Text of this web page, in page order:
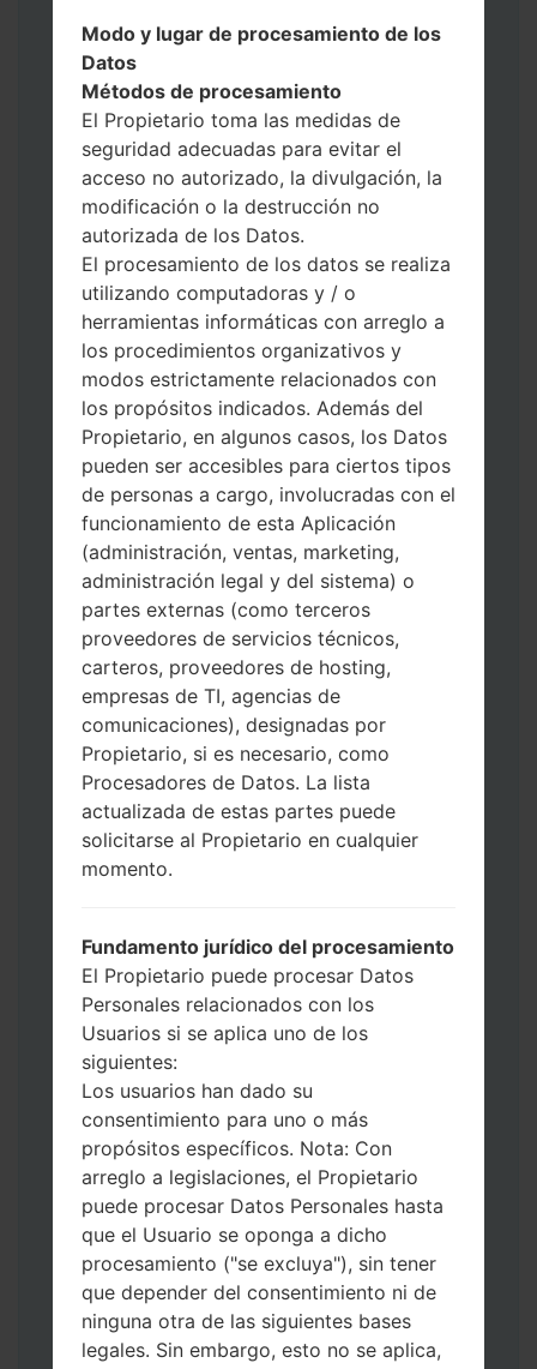
Instrucciones
Descargue a su PC: la última versión de
Odin 3.
A continuación, extraiga el archivo de
firmware.
Debe obtener 1 (si es archivo 1, elíjalo aquí)
o 5 (si es archivo 5, selecciónelo aquí):
AP: "Sistema y Recuperación"
CP: "Módem y Radio"
CSC _ ***: "País y región y operador"
HOME_CSC _ ***: "País y regióny
operador"
Agregue todos los archivos a Odin 3.
Si desea hacer clean flash, use CSC _ *** o
use HOME_CSC _ *** para mantener sus
datos y aplicaciones.
Ahora apague su teléfono y entre al Modo
de Descarga. Cómo hacer todos los
Presione y mantenga presionados la
tecla de Encendido, el botón de Subir
volumen y la tecla de Bixby.
Presione y mantenga presionadas las
teclas de Subir y de Bajar volumen y
luego conecte un cable USB.
Presione y mantenga presionados la
tecla de Encendido, el botón de Bajar
volumen y la tecla de Inicio.
Conecte un cable USB, luego
mantenga presionados el botón de Bixby
y la tecla de Bajar volumen.
Presione y mantenga presionados la
tecla de Encendido y el botón de Subir
volumen.
Modo y lugar de procesamiento de los
Datos
Métodos de procesamiento
El Propietario toma las medidas de
seguridad adecuadas para evitar el
acceso no autorizado, la divulgación, la
modificación o la destrucción no
autorizada de los Datos.
El procesamiento de los datos se realiza
utilizando computadoras y / o
herramientas informáticas con arreglo a
los procedimientos organizativos y
modos estrictamente relacionados con
los propósitos indicados. Además del
Propietario, en algunos casos, los Datos
pueden ser accesibles para ciertos tipos
de personas a cargo, involucradas con el
funcionamiento de esta Aplicación
(administración, ventas, marketing,
administración legal y del sistema) o
partes externas (como terceros
proveedores de servicios técnicos,
carteros, proveedores de hosting,
empresas de TI, agencias de
comunicaciones), designadas por
Propietario, si es necesario, como
Procesadores de Datos. La lista
actualizada de estas partes puede
solicitarse al Propietario en cualquier
momento.
Fundamento jurídico del procesamiento
El Propietario puede procesar Datos
Personales relacionados con los
Usuarios si se aplica uno de los
siguientes:
Los usuarios han dado su
consentimiento para uno o más
propósitos específicos. Nota: Con
arreglo a legislaciones, el Propietario
puede procesar Datos Personales hasta
que el Usuario se oponga a dicho
procesamiento ("se excluya"), sin tener
que depender del consentimiento ni de
ninguna otra de las siguientes bases
legales. Sin embargo, esto no se aplica,